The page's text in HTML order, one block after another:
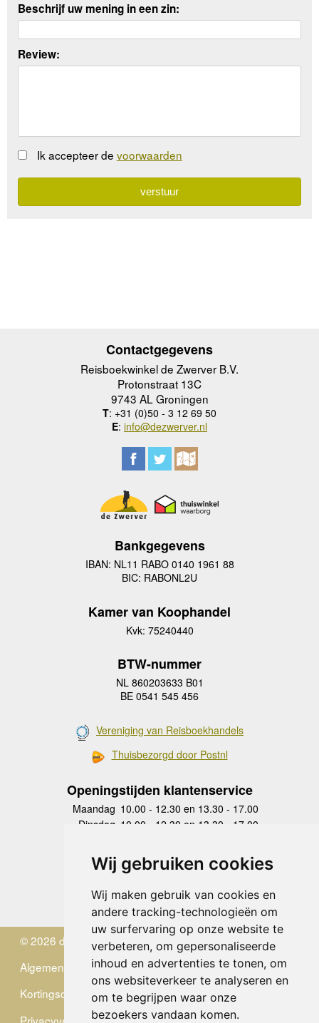
Wij gebruiken cookies
Wij maken gebruik van cookies en
andere tracking-technologieën om
uw surfervaring op onze website te
verbeteren, om gepersonaliseerde
inhoud en advertenties te tonen, om
ons websiteverkeer te analyseren en
om te begrijpen waar onze
bezoekers vandaan komen.
Beschrijf uw mening in een zin:
Review:
Ik accepteer de voorwaarden
Contactgegevens
Reisboekwinkel de Zwerver B.V.
Protonstraat 13C
9743 AL Groningen
T: +31 (0)50 - 3 12 69 50
E: info@dezwerver.nl
Bankgegevens
IBAN: NL11 RABO 0140 1961 88
BIC: RABONL2U
Kamer van Koophandel
Kvk: 75240440
BTW-nummer
NL 860203633 B01
BE 0541 545 456
Vereniging van Reisboekhandels
Thuisbezorgd door Postnl
Openingstijden klantenservice
Maandag 10.00 - 12.30 en 13.30 - 17.00
Dinsdag 10.00 - 12.30 en 13.30 - 17.00
Donderdag
10.00 - 12.30 en 13.30 - 17.00
Vrijdag 10.00 - 12.30 en 13.30 - 17.00
Zaterdag
gesloten
Zondag gesloten
© 2026 de Zwerver
Algemene Voorwaarden
Kortingscode